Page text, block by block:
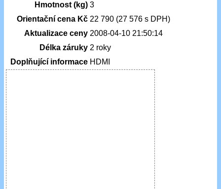
Hmotnost (kg) 3
Orientační cena Kč 22 790 (27 576 s DPH)
Aktualizace ceny 2008-04-10 21:50:14
Délka záruky 2 roky
Doplňující informace HDMI